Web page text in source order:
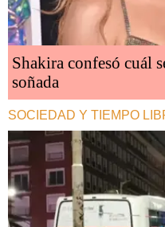
Shakira confesó cuál
soñada
SOCIEDAD Y TIEMPO